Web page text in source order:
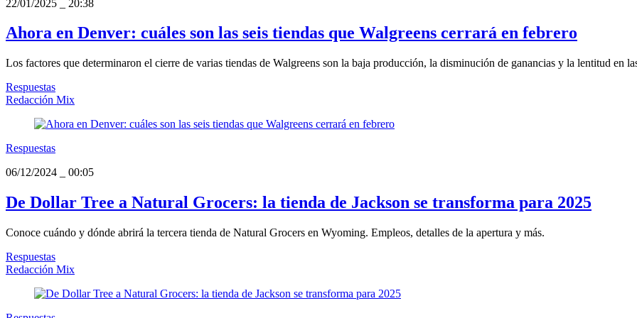
22/01/2025 20:38
Ahora en Denver: cuáles son las seis tiendas que Walgreens cerrará en febrero
Los factores que determinaron el cierre de varias tiendas de Walgreens son la baja producción, la disminución de ganancias y la lentitud en
Respuestas
Redacción Mix
Respuestas
06/12/2024
00:05
De Dollar Tree a Natural Grocers: la tienda de Jackson se transforma para 2025
Conoce cuándo y dónde abrirá la tercera tienda de Natural Grocers en Wyoming. Empleos, detalles de la apertura y más.
Respuestas
Redacción Mix